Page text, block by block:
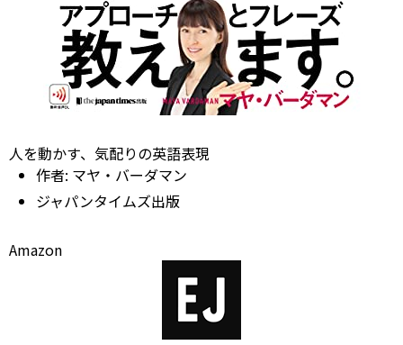
人を動かす、気配りの英語表現
作者: マヤ・バーダマン
ジャパンタイムズ出版
Amazon